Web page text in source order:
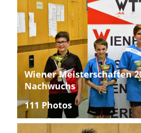
Wiener Meisterschaften
Nachwuchs
111 Photos